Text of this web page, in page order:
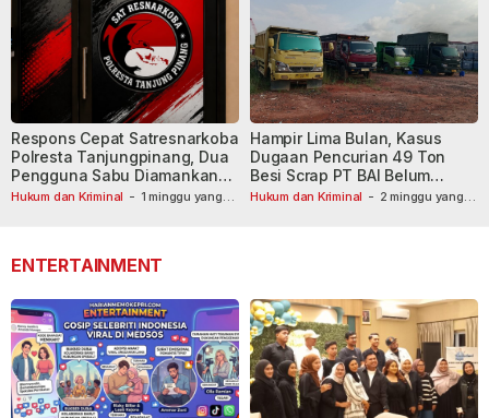
Hukum dan Kriminal - 1 minggu yang
Respons Cepat Satresnarkoba
Polresta Tanjungpinang, Dua
Pengguna Sabu Diamankan
Usai Dilaporkan ke Call Center
Hukum dan Kriminal - 2 minggu yang
Hampir Lima Bulan, Kasus
Dugaan Pencurian 49 Ton
Besi Scrap PT BAI Belum
Tetapkan Tersangka
ENTERTAINMENT